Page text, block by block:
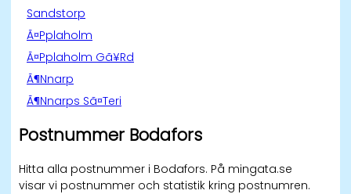
Sandstorp
Ã¤Pplaholm
Ã¤Pplaholm Gã¥Rd
Ã¶Nnarp
Ã¶Nnarps Sã¤Teri
Postnummer Bodafors
Hitta alla postnummer i Bodafors. På mingata.se
visar vi postnummer och statistik kring postnumren.